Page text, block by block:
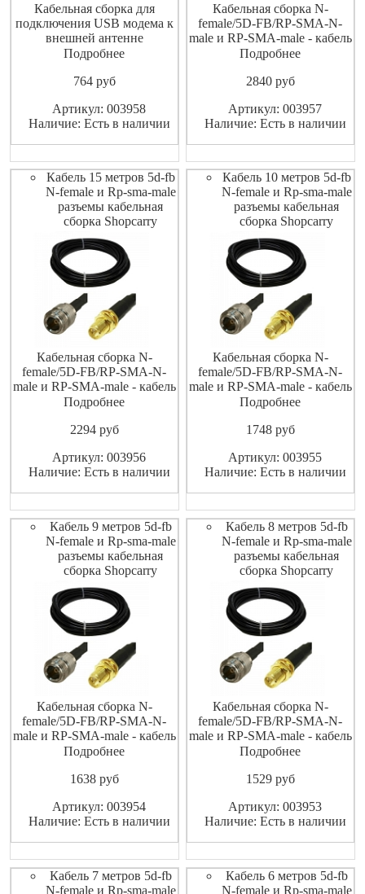
Кабельная сборка для
подключения USB модема к
внешней антенне
Подробнее
764pуб
Артикул: 003958
Наличие: Есть в наличии
Кабельная сборка N-
female/5D-FB/RP-SMA-N-
male и RP-SMA-male - кабель
5D-FB с обжатыми
SMA-N-female и RP-SMA-
обеих сторон и термоусадки,
которая защищает места
Подробнее
2840pуб
Артикул: 003957
Наличие: Есть в наличии
Кабель 15 метров 5d-fb
N-female и Rp-sma-male
разъемы кабельная
сборка Shopcarry
Кабельная сборка N-
female/5D-FB/RP-SMA-N-
male и RP-SMA-male - кабель
5D-FB с обжатыми
SMA-N-female и RP-SMA-
обеих сторон и термоусадки,
которая защищает места
Подробнее
2294pуб
Артикул: 003956
Наличие: Есть в наличии
Кабель 10 метров 5d-fb
N-female и Rp-sma-male
разъемы кабельная
сборка Shopcarry
Кабельная сборка N-
female/5D-FB/RP-SMA-N-
male и RP-SMA-male - кабель
5D-FB с обжатыми
SMA-N-female и RP-SMA-
обеих сторон и термоусадки,
которая защищает места
Подробнее
1748pуб
Артикул: 003955
Наличие: Есть в наличии
Кабель 9 метров 5d-fb
N-female и Rp-sma-male
разъемы кабельная
сборка Shopcarry
Кабельная сборка N-
female/5D-FB/RP-SMA-N-
male и RP-SMA-male - кабель
5D-FB с обжатыми
SMA-N-female и RP-SMA-
обеих сторон и термоусадки,
которая защищает места
Подробнее
1638pуб
Артикул: 003954
Наличие: Есть в наличии
Кабель 8 метров 5d-fb
N-female и Rp-sma-male
разъемы кабельная
сборка Shopcarry
Кабельная сборка N-
female/5D-FB/RP-SMA-N-
male и RP-SMA-male - кабель
5D-FB с обжатыми
SMA-N-female и RP-SMA-
обеих сторон и термоусадки,
которая защищает места
Подробнее
1529pуб
Артикул: 003953
Наличие: Есть в наличии
Кабель 7 метров 5d-fb
N-female и Rp-sma-male
Кабель 6 метров 5d-fb
N-female и Rp-sma-male